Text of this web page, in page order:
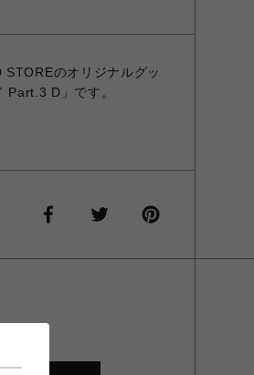
のオリジナルグッ
Part.3 D」です。